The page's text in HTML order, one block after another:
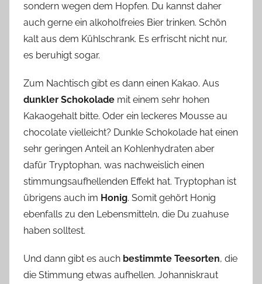
sondern wegen dem Hopfen. Du kannst daher
auch gerne ein alkoholfreies Bier trinken. Schön
kalt aus dem Kühlschrank. Es erfrischt nicht nur,
es beruhigt sogar.
Zum Nachtisch gibt es dann einen Kakao. Aus
dunkler Schokolade mit einem sehr hohen
Kakaogehalt bitte. Oder ein leckeres Mousse au
chocolate vielleicht? Dunkle Schokolade hat einen
sehr geringen Anteil an Kohlenhydraten aber
dafür Tryptophan, was nachweislich einen
stimmungsaufhellenden Effekt hat. Tryptophan ist
übrigens auch im Honig. Somit gehört Honig
ebenfalls zu den Lebensmitteln, die Du zuahuse
haben solltest.
Und dann gibt es auch bestimmte Teesorten, die
die Stimmung etwas aufhellen. Johanniskraut